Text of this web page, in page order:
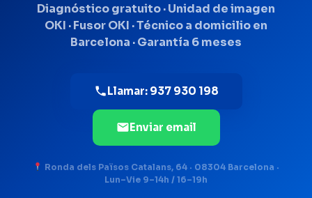
Diagnóstico gratuito · Unidad de imagen
OKI · Fusor OKI · Técnico a domicilio en
Barcelona · Garantía 6 meses
Llamar: 937 930 198
Enviar email
Ronda dels Països Catalans, 64 · 08304 Barcelona ·
Lun–Vie 9–14h / 16–19h